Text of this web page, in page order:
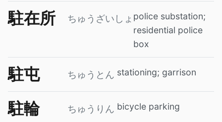
駐在所 ちゅうざいしょ police substation;
residential police
box
駐屯 ちゅうとん stationing; garrison
駐輪 ちゅうりん bicycle parking